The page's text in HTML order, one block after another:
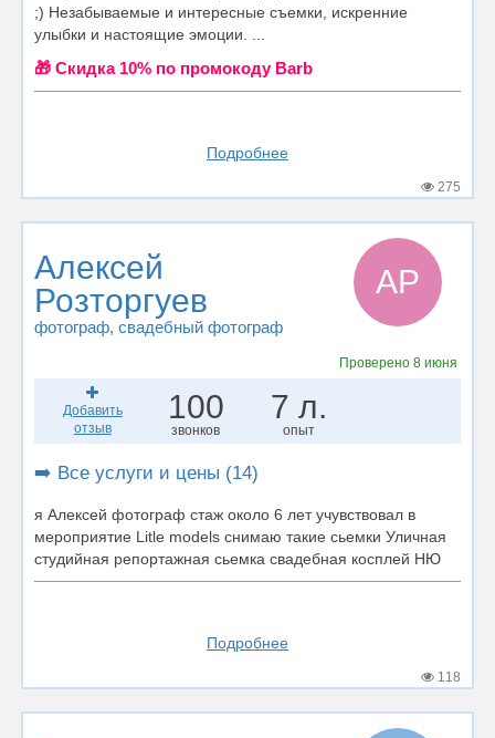
;) Незабываемые и интересные съемки, искренние
улыбки и настоящие эмоции. ...
🎁 Cкидка 10% по промокоду Barb
Подробнее
275
Алексей
Розторгуев
фотограф, свадебный фотограф
АР
Проверено 8 июня
Добавить
отзыв
100
звонков
7 л.
опыт
➡️ Все услуги и цены (14)
я Алексей фотограф стаж около 6 лет учувствовал в
мероприятие Litle models снимаю такие сьемки Уличная
студийная репортажная сьемка свадебная косплей НЮ
Подробнее
118